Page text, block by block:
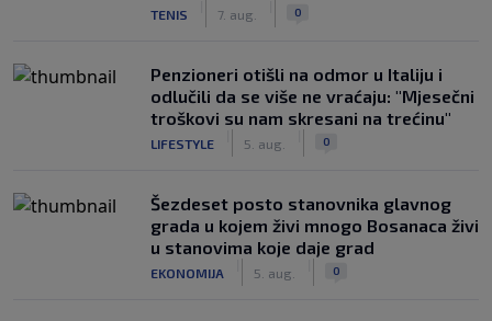
TENIS 7. aug. 0
Penzioneri otišli na odmor u Italiju i
odlučili da se više ne vraćaju: "Mjesečni
troškovi su nam skresani na trećinu"
LIFESTYLE 5. aug. 0
Šezdeset posto stanovnika glavnog
grada u kojem živi mnogo Bosanaca živi
u stanovima koje daje grad
EKONOMIJA 5. aug. 0